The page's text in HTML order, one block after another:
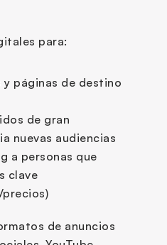
para:
y páginas de destino
de gran
nuevas audiencias
a personas que
clave
de anuncios